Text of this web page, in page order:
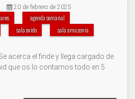
20 de febrero de 2025
agenda semanal
sala oxido sala amazonia
acerca el finde y llega cargado de
que os lo contamos todo en 5